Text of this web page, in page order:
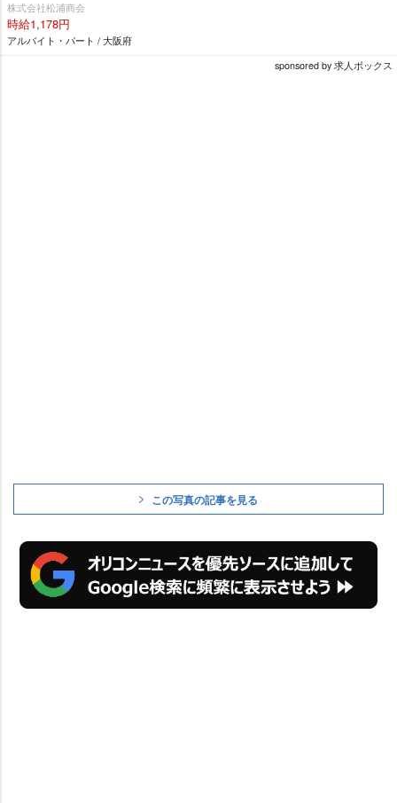
株式会社松浦商会
時給1,178円
アルバイト・パート / 大阪府
sponsored by 求人ボックス
この写真の記事を見る